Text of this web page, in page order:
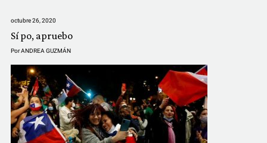
octubre 26, 2020
Sí po, apruebo
PorANDREA GUZMÁN